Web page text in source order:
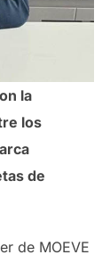
la
los
de
de MOEVE